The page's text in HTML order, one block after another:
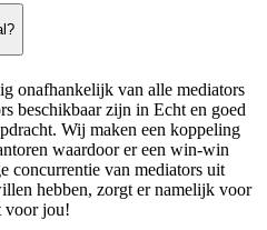
onafhankelijk van alle mediators
beschikbaar zijn in Echt en goed
Wij maken een koppeling
waardoor er een win-win
concurrentie van mediators uit
hebben, zorgt er namelijk voor
voor jou!